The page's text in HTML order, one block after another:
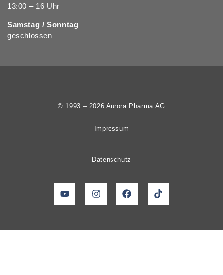
13:00 – 16 Uhr
Samstag / Sonntag
geschlossen
© 1993 – 2026 Aurora Pharma AG
Impressum
Datenschutz